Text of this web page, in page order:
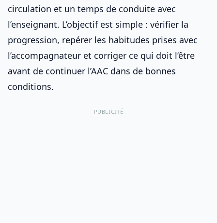
circulation et un temps de conduite avec
l’enseignant. L’objectif est simple : vérifier la
progression, repérer les habitudes prises avec
l’accompagnateur et corriger ce qui doit l’être
avant de continuer l’AAC dans de bonnes
conditions.
PUBLICITÉ